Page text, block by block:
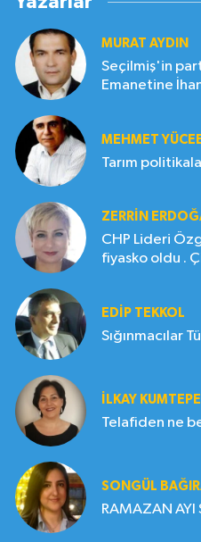
MURAT AYDIN
Seçilmiş'in
Emanetine
MEHMET
Tarım
ZERRIN
CHP Lideri
fiyasko oldu .
EDIP TEKKOL
Sığınmacılar
İLKAY KUMTEPE
Telafiden ne
SONGÜL
RAMAZAN AYI